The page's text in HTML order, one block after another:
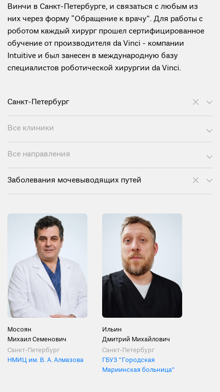
Винчи в Санкт-Петербурге, и связаться с любым из
них через форму “Обращение к врачу”. Для работы с
роботом каждый хирург прошел сертифицированное
обучение от производителя da Vinci - компании
Intuitive и был занесен в международную базу
специалистов роботической хирургии da Vinci.
Санкт-Петербург
Все клиники
Все направления
Заболевания мочевыводящих путей
Мосоян
Михаил Семенович
Санкт-Петербург
НМИЦ им. В. А. Алмазова
Ильин
Дмитрий Михайлович
Санкт-Петербург
ГБУЗ "Городская
Мариинская больница"